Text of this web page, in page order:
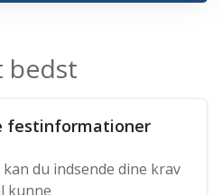
bedst
festinformationer
du indsende dine krav
kunne